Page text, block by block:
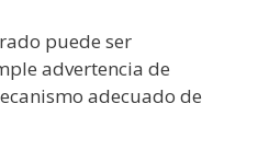
puede ser
advertencia de
adecuado de